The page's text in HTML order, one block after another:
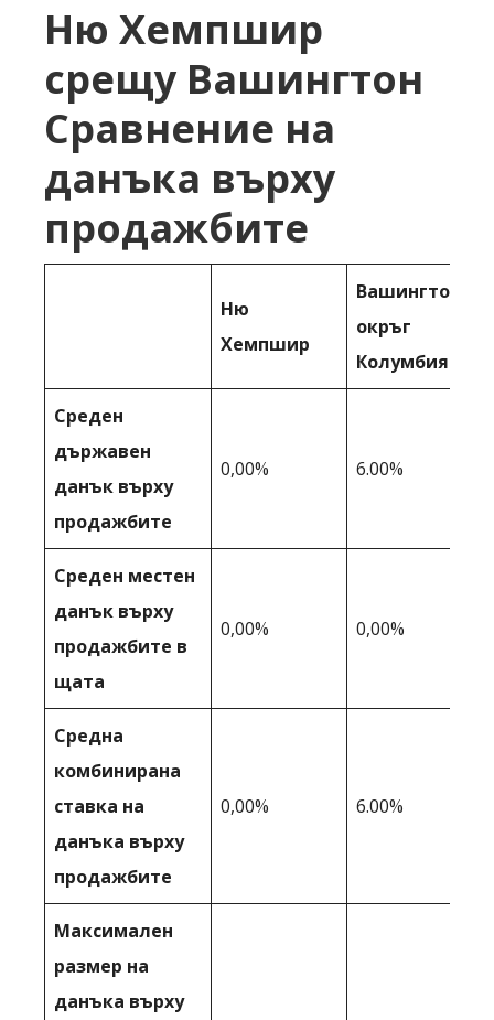
Ню Хемпшир
срещу Вашингтон
Сравнение на
данъка върху
продажбите
Ню
Хемпшир
Вашингтон,
окръг
Колумбия
Среден
държавен
данък върху
продажбите
0,00% 6.00%
Среден местен
данък върху
продажбите в
щата
0,00% 0,00%
Средна
комбинирана
ставка на
данъка върху
продажбите
0,00% 6.00%
Максимален
размер на
данъка върху